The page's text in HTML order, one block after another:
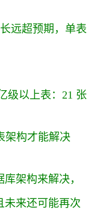
远超预期，单表
级以上表：21 张
架构才能解决
架构来解决，
未来还可能再次